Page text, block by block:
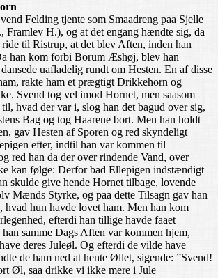
Felding tjente som Smaadreng paa Sjelle
Framlev H.), og at det engang hændte sig, da
til Ristrup, at det blev Aften, inden han
han kom forbi Borum Æshøj, blev han
uafladelig rundt om Hesten. En af disse
rakte ham et prægtigt Drikkehorn og
Svend tog vel imod Hornet, men saasom
hvad der var i, slog han det bagud over sig,
Bag og tog Haarene bort. Men han holdt
gav Hesten af Sporen og red skyndeligt
efter, indtil han var kommen til
red han da der over rindende Vand, over
kan følge: Derfor bad Ellepigen indstændigt
skulde give hende Hornet tilbage, lovende
Mænds Styrke, og paa dette Tilsagn gav han
hvad hun havde lovet ham. Men han kom
efterdi han tillige havde faaet
samme Dags Aften var kommen hjem,
deres Juleøl. Og efterdi de vilde have
de ham ned at hente Øllet, sigende: ”Svend!
Øl, saa drikke vi ikke mere i Jule